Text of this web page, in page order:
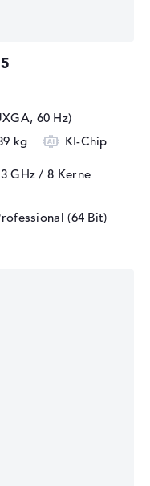
60 Hz)
kg KI-Chip
GHz / 8 Kerne
(64 Bit)